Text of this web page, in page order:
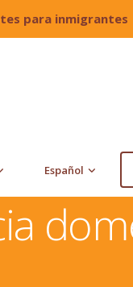
para inmigrantes
Español